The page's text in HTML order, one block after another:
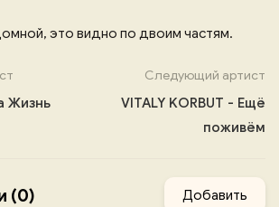
это видно по двоим частям.
Жизнь
Следующий артист
VITALY KORBUT - Ещё
поживём
(0) Добавить